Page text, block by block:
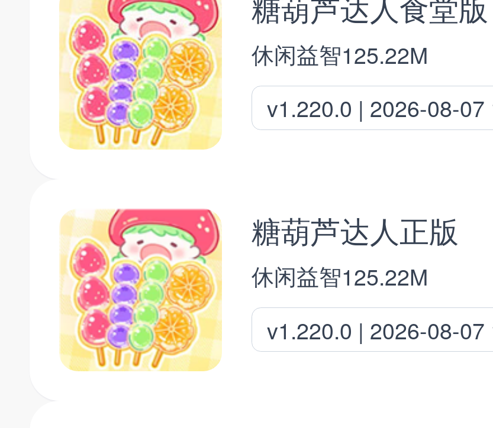
休闲益智125.22M
v1.220.0 | 2026-08-07
糖葫芦达人正版
休闲益智125.22M
v1.220.0 | 2026-08-07